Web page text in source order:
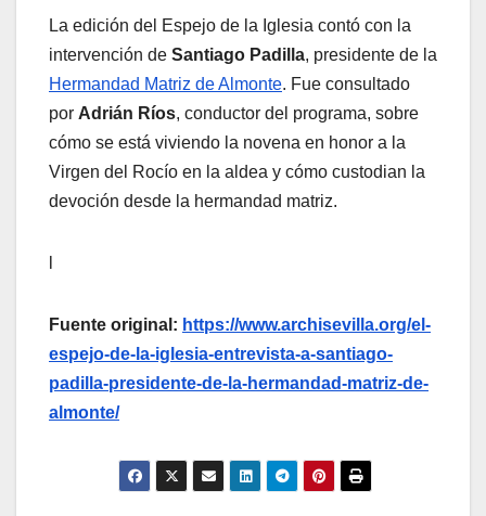
La edición del Espejo de la Iglesia contó con la
intervención de Santiago Padilla, presidente de la
Hermandad Matriz de Almonte. Fue consultado
por Adrián Ríos, conductor del programa, sobre
cómo se está viviendo la novena en honor a la
Virgen del Rocío en la aldea y cómo custodian la
devoción desde la hermandad matriz.
Fuente original: https://www.archisevilla.org/el-
espejo-de-la-iglesia-entrevista-a-santiago-
padilla-presidente-de-la-hermandad-matriz-de-
almonte/